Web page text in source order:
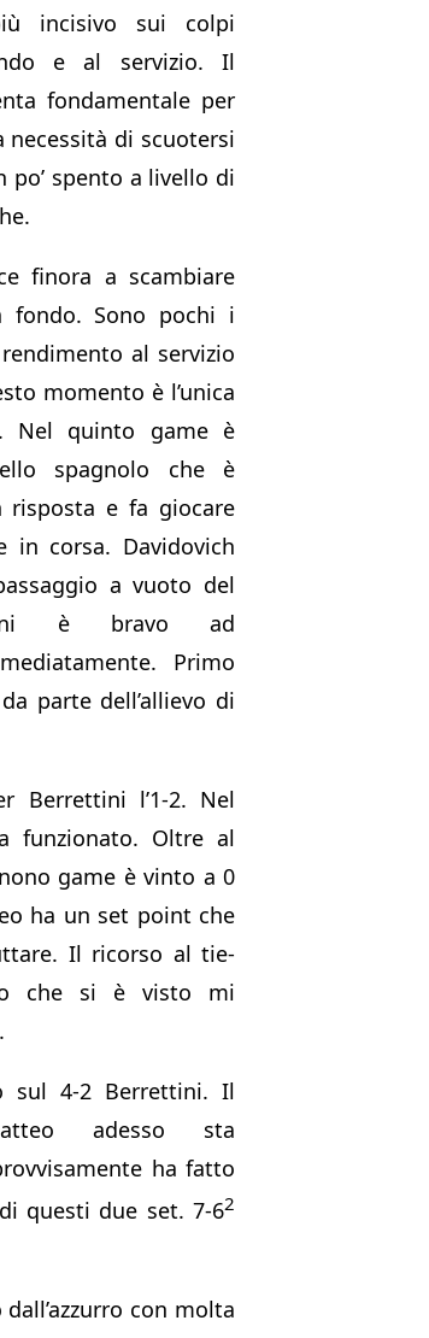
incisivo sui colpi
e al servizio. Il
fondamentale per
necessità di scuotersi
po’ spento a livello di
finora a scambiare
fondo. Sono pochi i
al servizio
momento è l’unica
Nel quinto game è
spagnolo che è
e fa giocare
in corsa. Davidovich
a vuoto del
è bravo ad
Primo
parte dell’allievo di
Berrettini l’1-2. Nel
funzionato. Oltre al
game è vinto a 0
ha un set point che
Il ricorso al tie-
che si è visto mi
sul 4-2 Berrettini. Il
adesso sta
ha fatto
questi due set. 7-62
con molta